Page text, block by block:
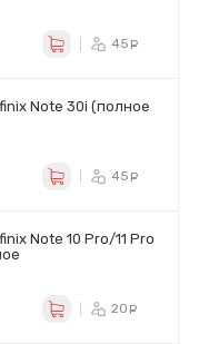
45
Note 30i (полное
45
Note 10 Pro/11 Pro
20